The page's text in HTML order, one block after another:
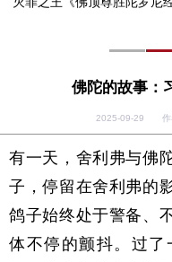
佛陀的故事：
2025-09-29 作
有一天，舍利弗与佛
子，停留在舍利弗的
鸽子始终处于警备、
体不停的颤抖。过